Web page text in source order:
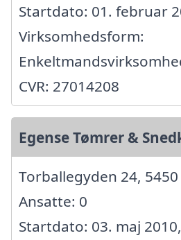
Startdato: 01. februar
Virksomhedsform:
CVR: 27014208
Egense Tømrer &
Torballegyden 24,
Ansatte: 0
Startdato: 03. maj 2010,